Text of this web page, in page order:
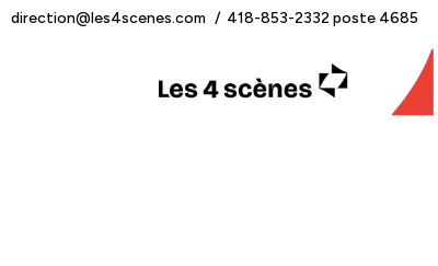
direction@les4scenes.com 418-853-2332 poste 4685